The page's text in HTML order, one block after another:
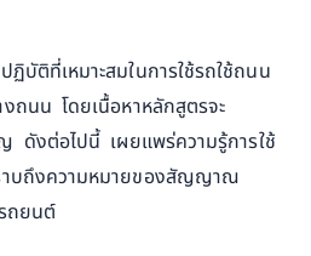
บัติที่เหมาะสมในการใช้รถใช้ถนน
ถนน โดยเนื้อหาหลักสูตรจะ
ดังต่อไปนี้ เผยแพร่ความรู้การใช้
บถึงความหมายของสัญญาณ
ถยนต์